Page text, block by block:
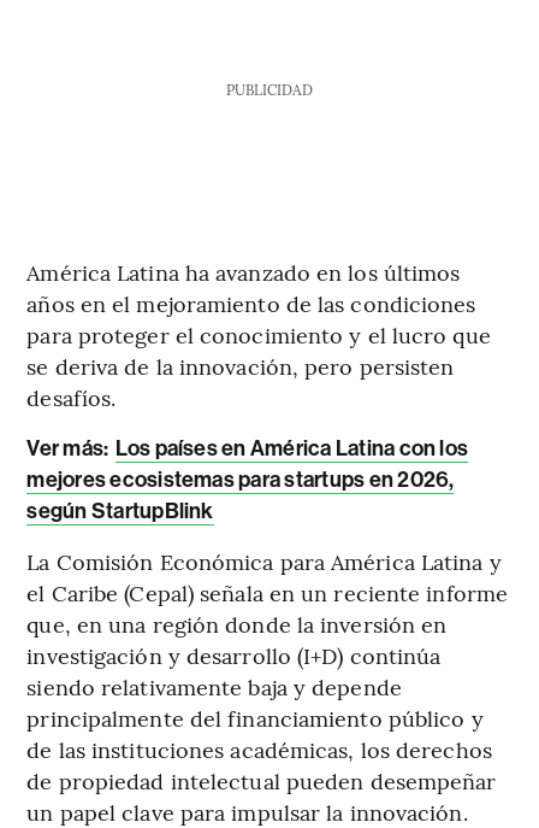
PUBLICIDAD
América Latina ha avanzado en los últimos
años en el mejoramiento de las condiciones
para proteger el conocimiento y el lucro que
se deriva de la innovación, pero persisten
desafíos.
Ver más: Los países en América Latina con los
mejores ecosistemas para startups en 2026,
según StartupBlink
La Comisión Económica para América Latina y
el Caribe (Cepal) señala en un reciente informe
que, en una región donde la inversión en
investigación y desarrollo (I+D) continúa
siendo relativamente baja y depende
principalmente del financiamiento público y
de las instituciones académicas, los derechos
de propiedad intelectual pueden desempeñar
un papel clave para impulsar la innovación.